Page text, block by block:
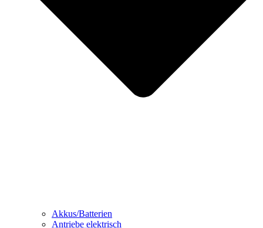
Akkus/Batterien
Antriebe elektrisch